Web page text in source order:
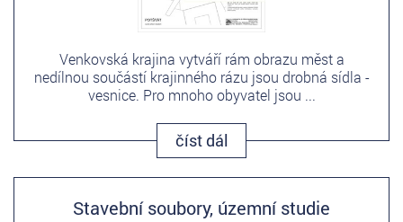
Venkovská krajina vytváří rám obrazu měst a
nedílnou součástí krajinného rázu jsou drobná sídla -
vesnice. Pro mnoho obyvatel jsou ...
číst dál
Stavební soubory, územní studie